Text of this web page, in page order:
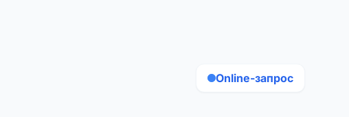
Online-запрос